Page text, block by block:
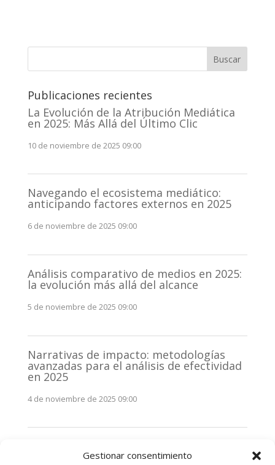
Gestionar consentimiento
Buscar
Publicaciones recientes
La Evolución de la Atribución Mediática
en 2025: Más Allá del Último Clic
10 de noviembre de 2025 09:00
Navegando el ecosistema mediático:
anticipando factores externos en 2025
6 de noviembre de 2025 09:00
Análisis comparativo de medios en 2025:
la evolución más allá del alcance
5 de noviembre de 2025 09:00
Narrativas de impacto: metodologías
avanzadas para el análisis de efectividad
en 2025
4 de noviembre de 2025 09:00
stakeholders en 2025: La clave de la